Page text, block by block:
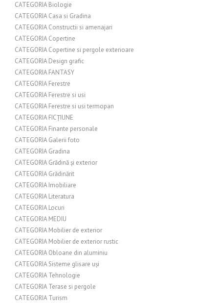
CATEGORIA Biologie
CATEGORIA Casa si Gradina
CATEGORIA Constructii si amenajari
CATEGORIA Copertine
CATEGORIA Copertine si pergole exterioare
CATEGORIA Design grafic
CATEGORIA FANTASY
CATEGORIA Ferestre
CATEGORIA Ferestre si usi
CATEGORIA Ferestre si usi termopan
CATEGORIA FICȚIUNE
CATEGORIA Finante personale
CATEGORIA Galerii foto
CATEGORIA Gradina
CATEGORIA Grădină și exterior
CATEGORIA Grădinărit
CATEGORIA Imobiliare
CATEGORIA Literatura
CATEGORIA Locuri
CATEGORIA MEDIU
CATEGORIA Mobilier de exterior
CATEGORIA Mobilier de exterior rustic
CATEGORIA Obloane din aluminiu
CATEGORIA Sisteme glisare uși
CATEGORIA Tehnologie
CATEGORIA Terase si pergole
CATEGORIA Turism